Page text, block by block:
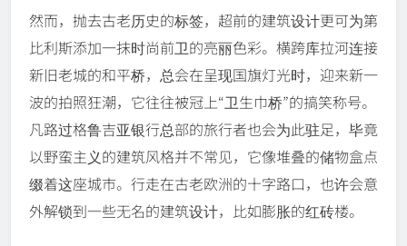
然而，抛去古老历史的标签，超前的建筑设计更可为第
比利斯添加一抹时尚前卫的亮丽色彩。横跨库拉河连接
新旧老城的和平桥，总会在呈现国旗灯光时，迎来新一
波的拍照狂潮，它往往被冠上“卫生巾桥”的搞笑称号。
凡路过格鲁吉亚银行总部的旅行者也会为此驻足，毕竟
以野蛮主义的建筑风格并不常见，它像堆叠的储物盒点
缀着这座城市。行走在古老欧洲的十字路口，也许会意
外解锁到一些无名的建筑设计，比如膨胀的红砖楼。